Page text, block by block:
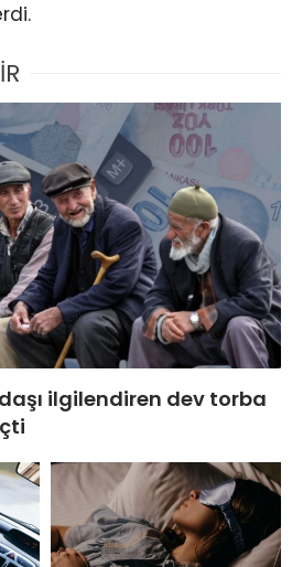
ilgilendiren dev torba